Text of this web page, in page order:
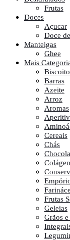
Frutas
Doces
Açucar
Doce
Manteigas
Ghee
Mais
Barras
Azeite
Arroz
Aromas
Cereais
Chás
Frutas
Geleias
Grãos e